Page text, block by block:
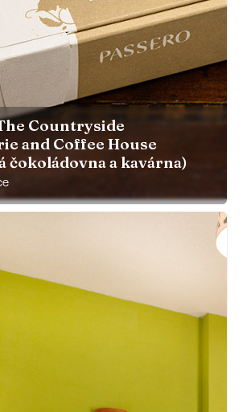
Countryside
and Coffee House
čokoládovna a kavárna)